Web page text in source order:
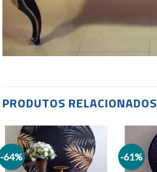
PRODUTOS RELACIONADOS
-64%
Add to
wishlist
-61%